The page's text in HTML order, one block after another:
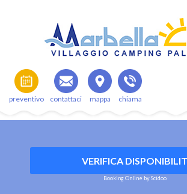
preventivo contattaci mappa chiama
VERIFICA
Booking Online by Scidoo